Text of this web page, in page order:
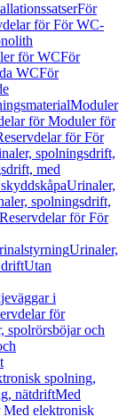
För
för För WC-
för WCFör
WCFör
Moduler
för Moduler för
för För
spolningsdrift,
med
Urinaler,
spolningsdrift,
Reservdelar för För
Urinaler,
Utan
i
för
spolrörsböjar och
spolning,
nätdriftMed
Med elektronisk